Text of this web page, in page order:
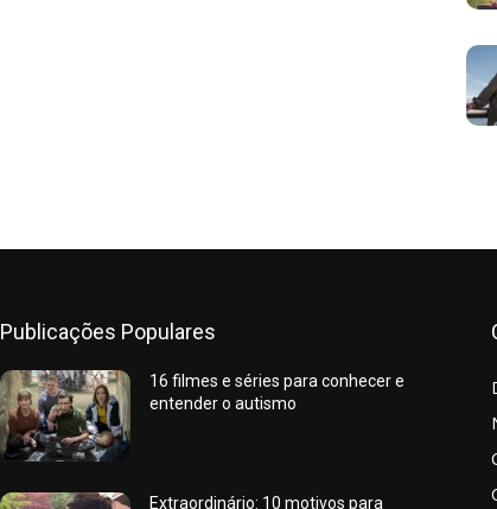
Publicações Populares
16 filmes e séries para conhecer e
entender o autismo
Extraordinário: 10 motivos para